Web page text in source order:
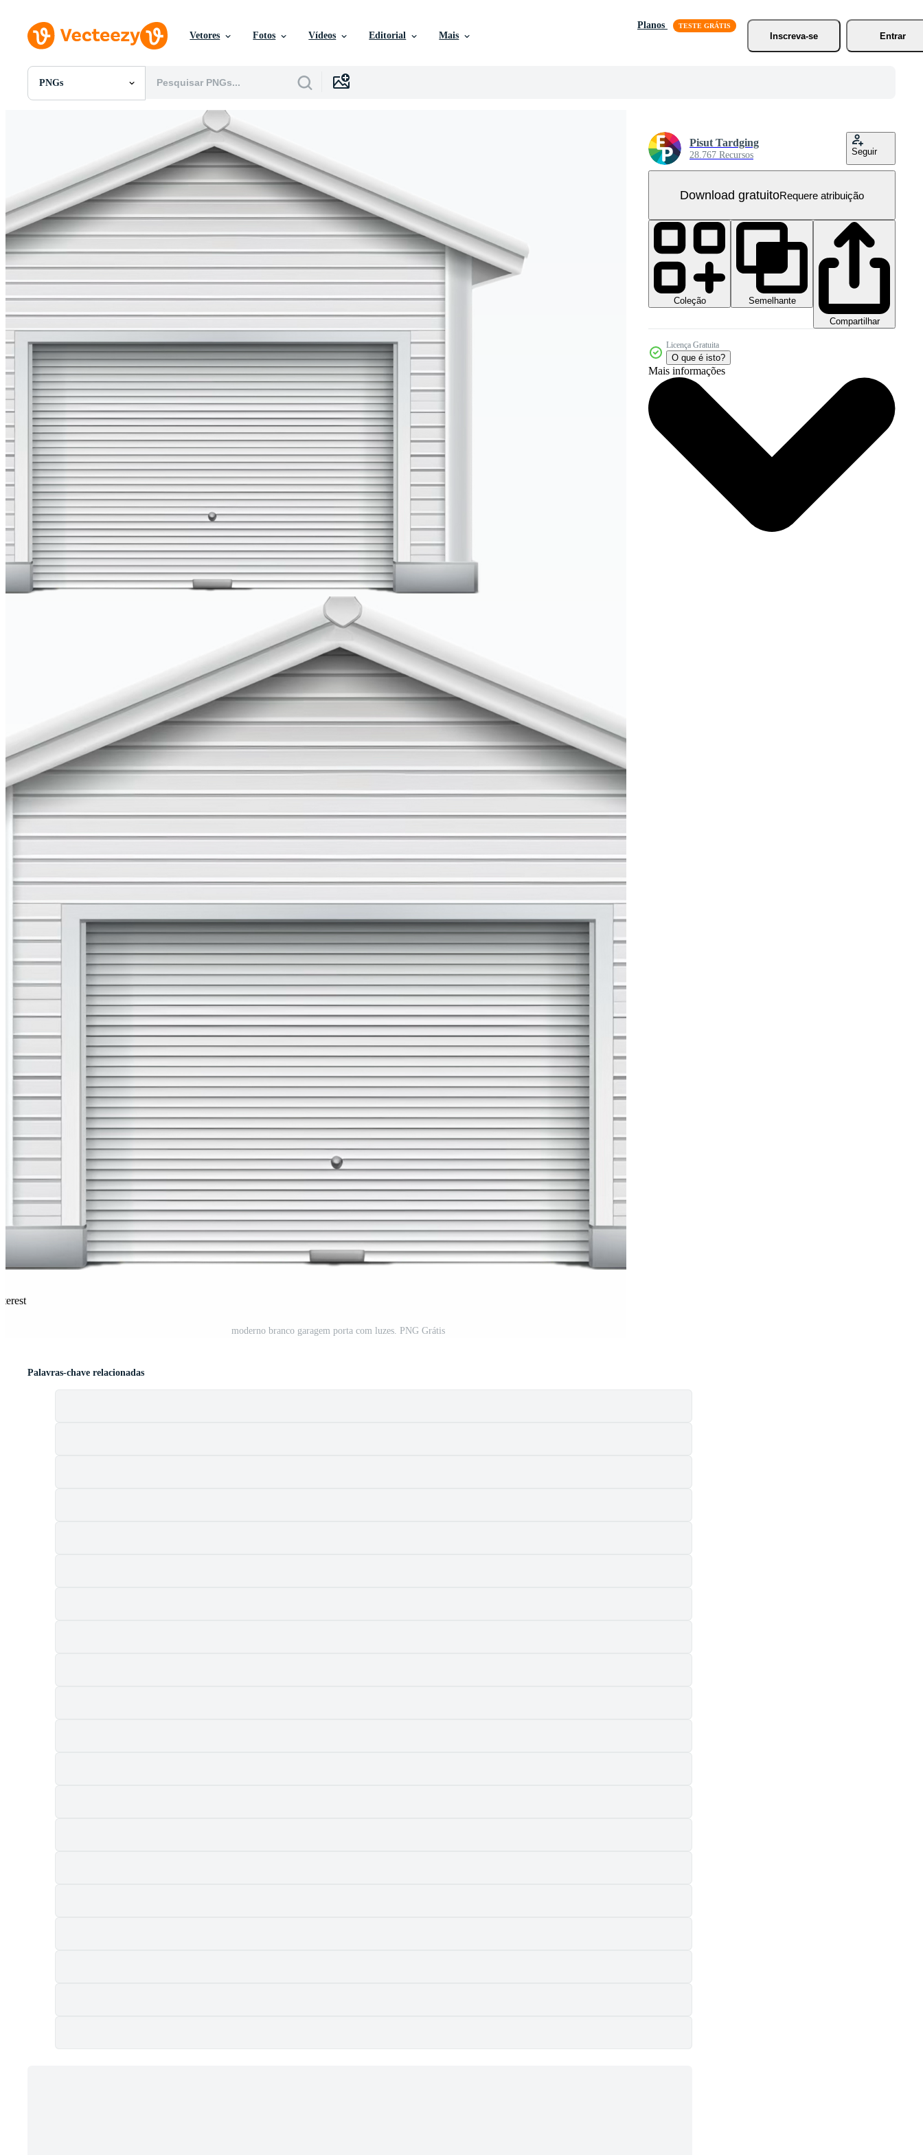
Vetores Fotos Vídeos Editorial Mais
Planos
Inscreva-se
Entrar
PNGs
Todas Imagens
Modelos
Vetores
Videos
Motion graphics
Imagens Editoriais
Eventos Editoriais
moderno branco garagem porta com luzes. PNG Grátis
Pisut Tardging
28.767 Recursos Seguir
Download gratuitoRequere atribuição
Coleção
Semelhante
Compartilhar
Licença Gratuita
O que é isto?
Mais informações
Palavras-chave relacionadas